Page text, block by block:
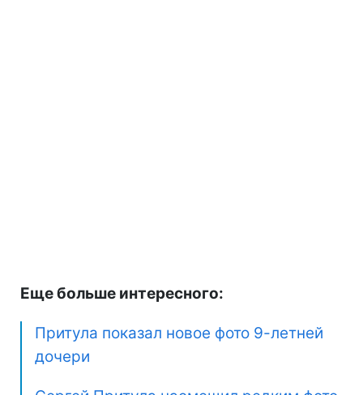
Еще больше интересного:
Притула показал новое фото 9-летней
дочери